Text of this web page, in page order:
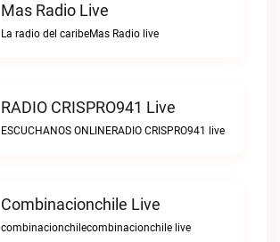
Mas Radio Live
La radio del caribeMas Radio live
RADIO CRISPRO941 Live
ESCUCHANOS ONLINERADIO CRISPRO941 live
Combinacionchile Live
combinacionchilecombinacionchile live